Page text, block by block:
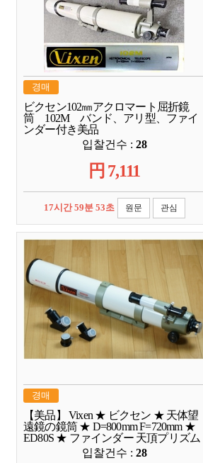
경매
ビクセン102㎜アクロマート屈折鏡
筒 102M バンド、アリ型、ファイ
ンダー付き美品
입찰건수 : 28
円 7,111
17시간 59분 52초 원문 관심
경매
【美品】 Vixen ★ ビクセン ★ 天体望
遠鏡の鏡筒 ★ D=800mm F=720mm ★
ED80S ★ ファインダー 天頂プリズム
입찰건수 : 28